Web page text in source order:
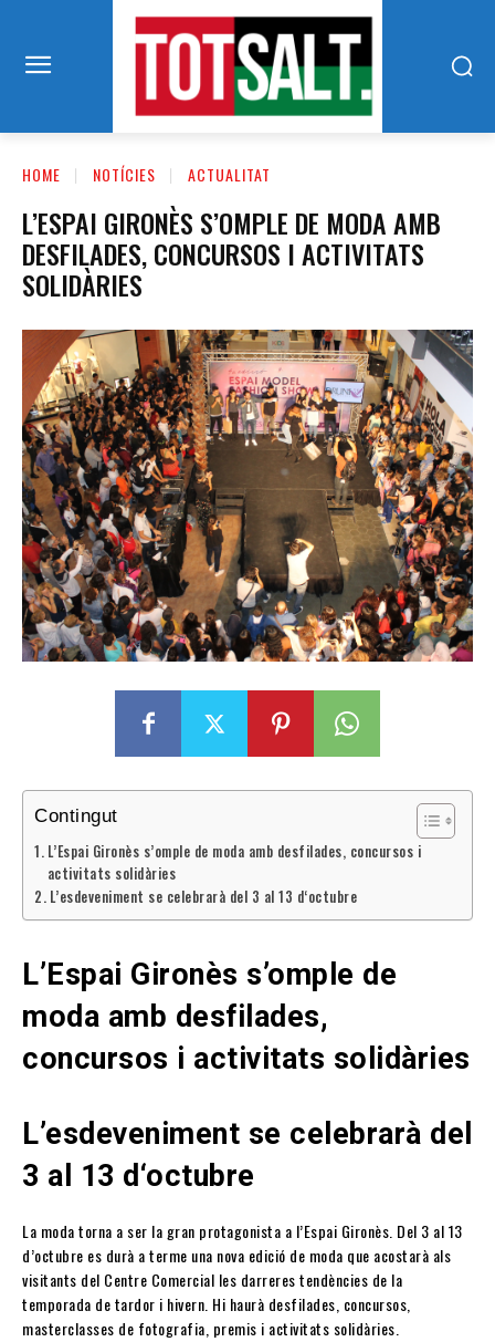
HOME NOTÍCIES ACTUALITAT
L’ESPAI GIRONÈS S’OMPLE DE MODA AMB
DESFILADES, CONCURSOS I ACTIVITATS
SOLIDÀRIES
Contingut
L’Espai Gironès s’omple de moda amb desfilades, concursos i
activitats solidàries
L’esdeveniment se celebrarà del 3 al 13 d‘octubre
L’Espai Gironès s’omple de
moda amb desfilades,
concursos i activitats solidàries
L’esdeveniment se celebrarà del
3 al 13 d‘octubre
La moda torna a ser la gran protagonista a l’Espai Gironès. Del 3 al 13
d’octubre es durà a terme una nova edició de moda que acostarà als
visitants del Centre Comercial les darreres tendències de la
temporada de tardor i hivern. Hi haurà desfilades, concursos,
masterclasses de fotografia, premis i activitats solidàries.